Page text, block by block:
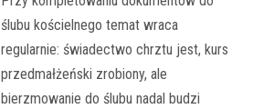
ślubu kościelnego temat wraca
regularnie: świadectwo chrztu jest, kurs
przedmałżeński zrobiony, ale
bierzmowanie do ślubu nadal budzi